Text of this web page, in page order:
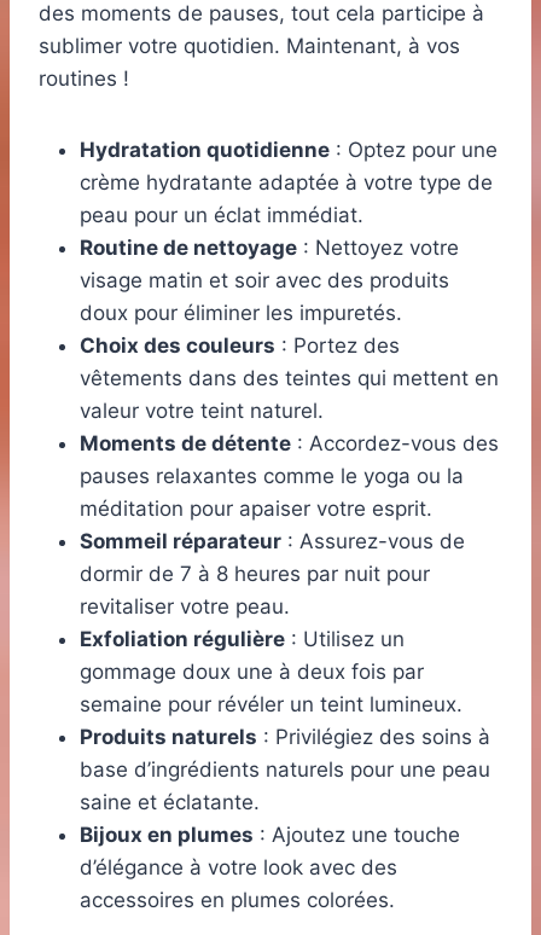
des moments de pauses, tout cela participe à
sublimer votre quotidien. Maintenant, à vos
routines !
Hydratation quotidienne : Optez pour une
crème hydratante adaptée à votre type de
peau pour un éclat immédiat.
Routine de nettoyage : Nettoyez votre
visage matin et soir avec des produits
doux pour éliminer les impuretés.
Choix des couleurs : Portez des
vêtements dans des teintes qui mettent en
valeur votre teint naturel.
Moments de détente : Accordez-vous des
pauses relaxantes comme le yoga ou la
méditation pour apaiser votre esprit.
Sommeil réparateur : Assurez-vous de
dormir de 7 à 8 heures par nuit pour
revitaliser votre peau.
Exfoliation régulière : Utilisez un
gommage doux une à deux fois par
semaine pour révéler un teint lumineux.
Produits naturels : Privilégiez des soins à
base d’ingrédients naturels pour une peau
saine et éclatante.
Bijoux en plumes : Ajoutez une touche
d’élégance à votre look avec des
accessoires en plumes colorées.